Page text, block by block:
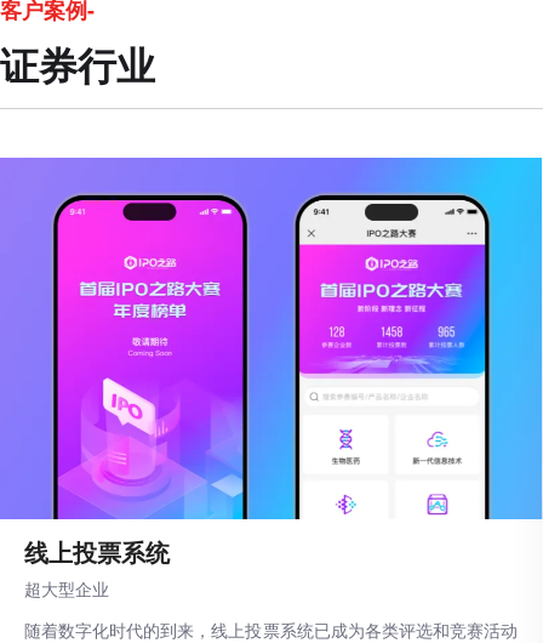
客户案例-
证券行业
线上投票系统
超大型企业
随着数字化时代的到来，线上投票系统已成为各类评选和竞赛活动